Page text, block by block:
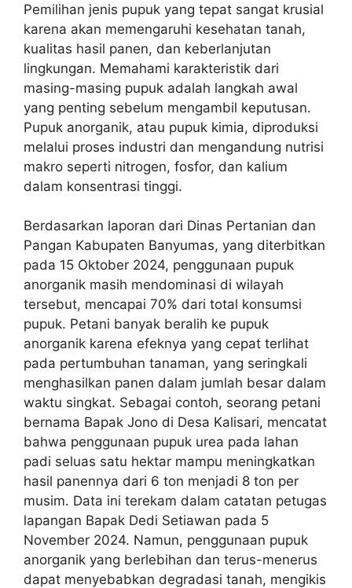
Pemilihan jenis pupuk yang tepat sangat krusial
karena akan memengaruhi kesehatan tanah,
kualitas hasil panen, dan keberlanjutan
lingkungan. Memahami karakteristik dari
masing-masing pupuk adalah langkah awal
yang penting sebelum mengambil keputusan.
Pupuk anorganik, atau pupuk kimia, diproduksi
melalui proses industri dan mengandung nutrisi
makro seperti nitrogen, fosfor, dan kalium
dalam konsentrasi tinggi.
Berdasarkan laporan dari Dinas Pertanian dan
Pangan Kabupaten Banyumas, yang diterbitkan
pada 15 Oktober 2024, penggunaan pupuk
anorganik masih mendominasi di wilayah
tersebut, mencapai 70% dari total konsumsi
pupuk. Petani banyak beralih ke pupuk
anorganik karena efeknya yang cepat terlihat
pada pertumbuhan tanaman, yang seringkali
menghasilkan panen dalam jumlah besar dalam
waktu singkat. Sebagai contoh, seorang petani
bernama Bapak Jono di Desa Kalisari, mencatat
bahwa penggunaan pupuk urea pada lahan
padi seluas satu hektar mampu meningkatkan
hasil panennya dari 6 ton menjadi 8 ton per
musim. Data ini terekam dalam catatan petugas
lapangan Bapak Dedi Setiawan pada 5
November 2024. Namun, penggunaan pupuk
anorganik yang berlebihan dan terus-menerus
dapat menyebabkan degradasi tanah, mengikis